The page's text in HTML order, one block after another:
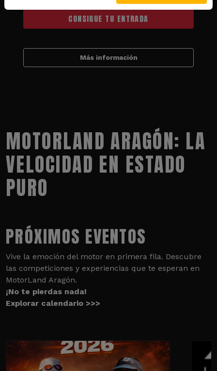
CONSIGUE TU ENTRADA
Más información
MOTORLAND ARAGÓN: LA
VELOCIDAD EN ESTADO
PURO
PRÓXIMOS EVENTOS
Vive la emoción del motor en primera fila. Descubre
las competiciones y experiencias que te esperan en
MotorLand Aragón.
¡No te pierdas nada!
Explorar calendario >>>